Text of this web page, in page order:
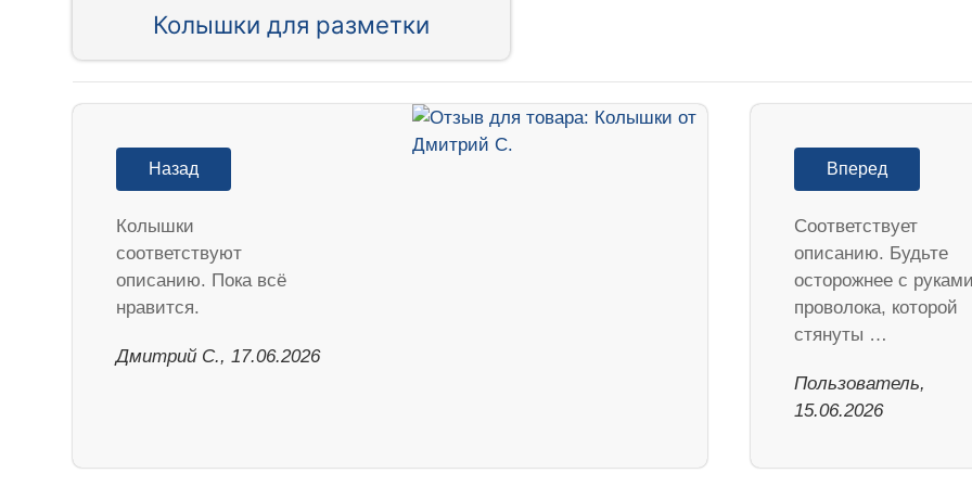
Колышки для разметки
Назад
Колышки
соответствуют
описанию. Пока всё
нравится.
Дмитрий С., 17.06.2026
Вперед
Соответствует
описанию. Будьте
осторожнее с
проволока, которой
стянуты …
Пользователь,
15.06.2026